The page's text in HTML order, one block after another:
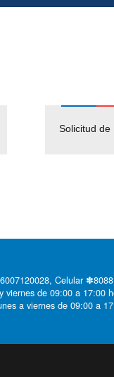
Solicitud de
Pago Proveedores
Celular
viernes de 09:00 a 17:00
a viernes de 09:00 a